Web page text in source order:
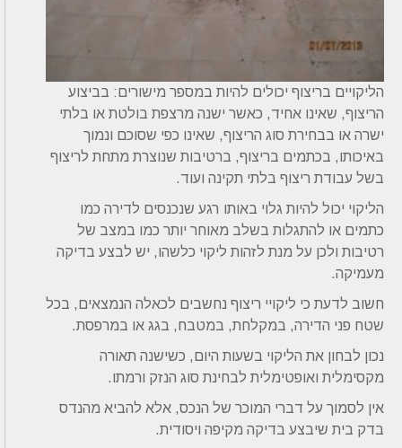
הליקויים בריצוף יכולים להיות במספר מישורים: בביצוע
הריצוף, שאינו אחיד, כאשר ישנה מרצפת בולטת או בלתי
ישרה או בבחירת סוג הריצוף, שאינו כפי שסוכם ונמוך
באיכותו, בכתמים בריצוף, ברטיבות שנוצרת מתחת לריצוף
בשל עבודת ריצוף בלתי תקינה ועוד.
הליקוי יכול להיות גלוי באותו רגע שנכנסים לדירה כמו
כתמים או להתגלות בשלב מאוחר יותר כמו במצב של
רטיבות ולכן על מנת לזהות ליקוי כלשהו, יש לבצע בדיקה
מעמיקה.
חשוב לדעת כי ליקויי ריצוף נחשבים לכאלה הנמצאים, בכל
שטח פני הדירה, במקלחת, במטבח, בגג או במרפסת.
נכון לבחון את הליקוי בשעות היום, כשישנה תאורה
מקסימלית ואופטימלית לבחינת סוג הנזק ורמתו.
אין לסמוך על דברי המוכר של הנכס, אלא להביא מהנדס
בדק בית שיבצע בדיקה מקיפה ויסודית.